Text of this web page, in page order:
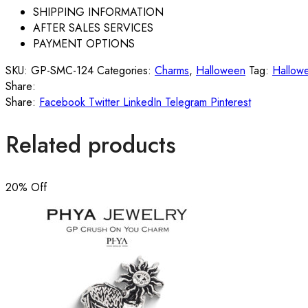
SHIPPING INFORMATION
AFTER SALES SERVICES
PAYMENT OPTIONS
SKU: GP-SMC-124 Categories: Charms, Halloween Tag:
Share:
Share: Facebook Twitter LinkedIn Telegram Pinterest
Related products
20% Off